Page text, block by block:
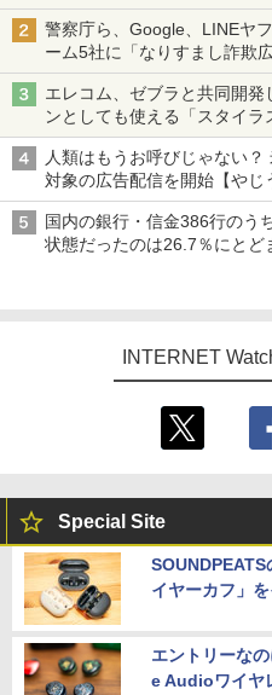
ち・ざ・ろーど！その14】
警察庁ら、Google、LINEヤ
ーム5社に「なりすまし詐欺
真や映像を使った投資詐欺な
エレコム、ゼブラと共同開
ンとしても使える「スタイ
も、持ち替えずに書き込める
人類はもうお呼びじゃない
対象の広告配信を開始【やじ
国内の銀行・信金386行のう
状態だったのは26.7％にとど
INTERNET
Special Site
イヤーカフ」
エントリーな
e Audioワイヤ